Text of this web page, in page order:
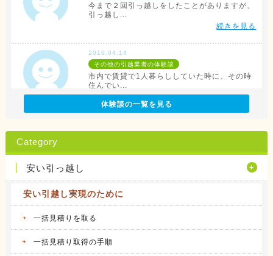
今まで２回引っ越しをしたことがありますが、
引っ越し...
続きを見る
2016.04.14
その他の引越業者の体験談
市内で賃貸で1人暮らししていた時に、その時
住んでい...
続きを見る
出る訳で...
続きを見る
2016.04.14
サカイ引越センターの体験談
会社都合での引越しだったこともあり、費用は
体験談の一覧を見る
Category
安い引っ越し
安い引越し実現のために
一括見積りを取る
一括見積り取得の手順